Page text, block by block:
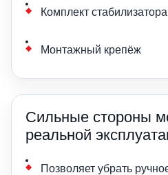
Комплект стабилизатора
Монтажный крепёж
Сильные стороны
реальной
Позволяет убрать